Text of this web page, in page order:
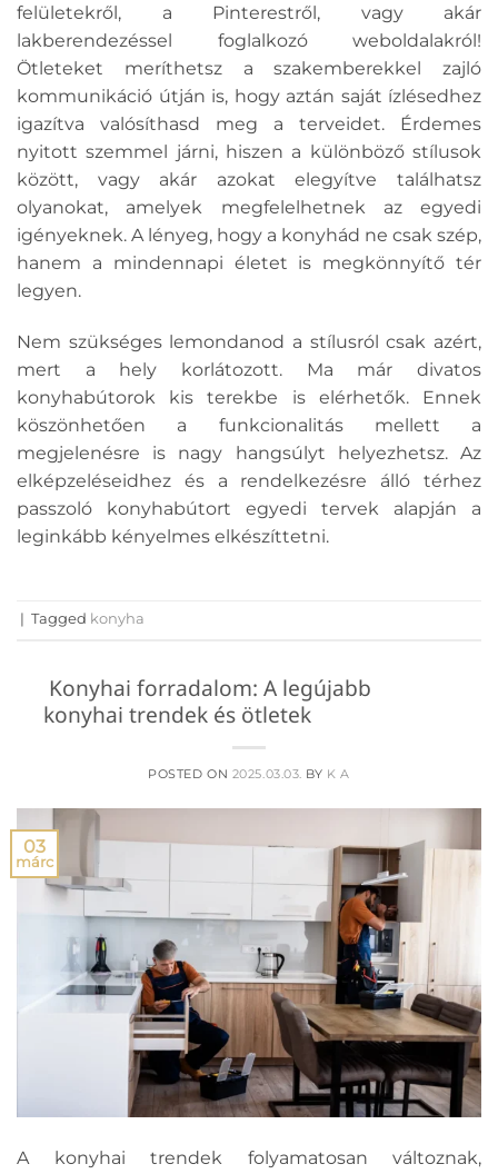
felületekről, a Pinterestről, vagy akár
lakberendezéssel foglalkozó weboldalakról!
Ötleteket meríthetsz a szakemberekkel zajló
kommunikáció útján is, hogy aztán saját ízlésedhez
igazítva valósíthasd meg a terveidet. Érdemes
nyitott szemmel járni, hiszen a különböző stílusok
között, vagy akár azokat elegyítve találhatsz
olyanokat, amelyek megfelelhetnek az egyedi
igényeknek. A lényeg, hogy a konyhád ne csak szép,
hanem a mindennapi életet is megkönnyítő tér
legyen.
Nem szükséges lemondanod a stílusról csak azért,
mert a hely korlátozott. Ma már divatos
konyhabútorok kis terekbe is elérhetők. Ennek
köszönhetően a funkcionalitás mellett a
megjelenésre is nagy hangsúlyt helyezhetsz. Az
elképzeléseidhez és a rendelkezésre álló térhez
passzoló konyhabútort egyedi tervek alapján a
leginkább kényelmes elkészíttetni.
| Tagged konyha
Konyhai forradalom: A legújabb
konyhai trendek és ötletek
POSTED ON 2025.03.03. BY K A
03
márc
A konyhai trendek folyamatosan változnak,